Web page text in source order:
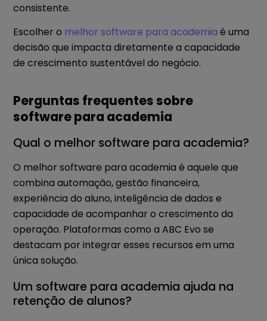
consistente.
Escolher o melhor software para academia é uma
decisão que impacta diretamente a capacidade
de crescimento sustentável do negócio.
Perguntas frequentes sobre
software para academia
Qual o melhor software para academia?
O melhor software para academia é aquele que
combina automação, gestão financeira,
experiência do aluno, inteligência de dados e
capacidade de acompanhar o crescimento da
operação. Plataformas como a ABC Evo se
destacam por integrar esses recursos em uma
única solução.
Um software para academia ajuda na
retenção de alunos?